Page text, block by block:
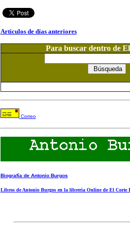
Articulos de días anteriores
Para buscar dentro de
Correo
Biografía de Antonio Burgos
Libros de Antonio Burgos en la libreria Online de El Corte